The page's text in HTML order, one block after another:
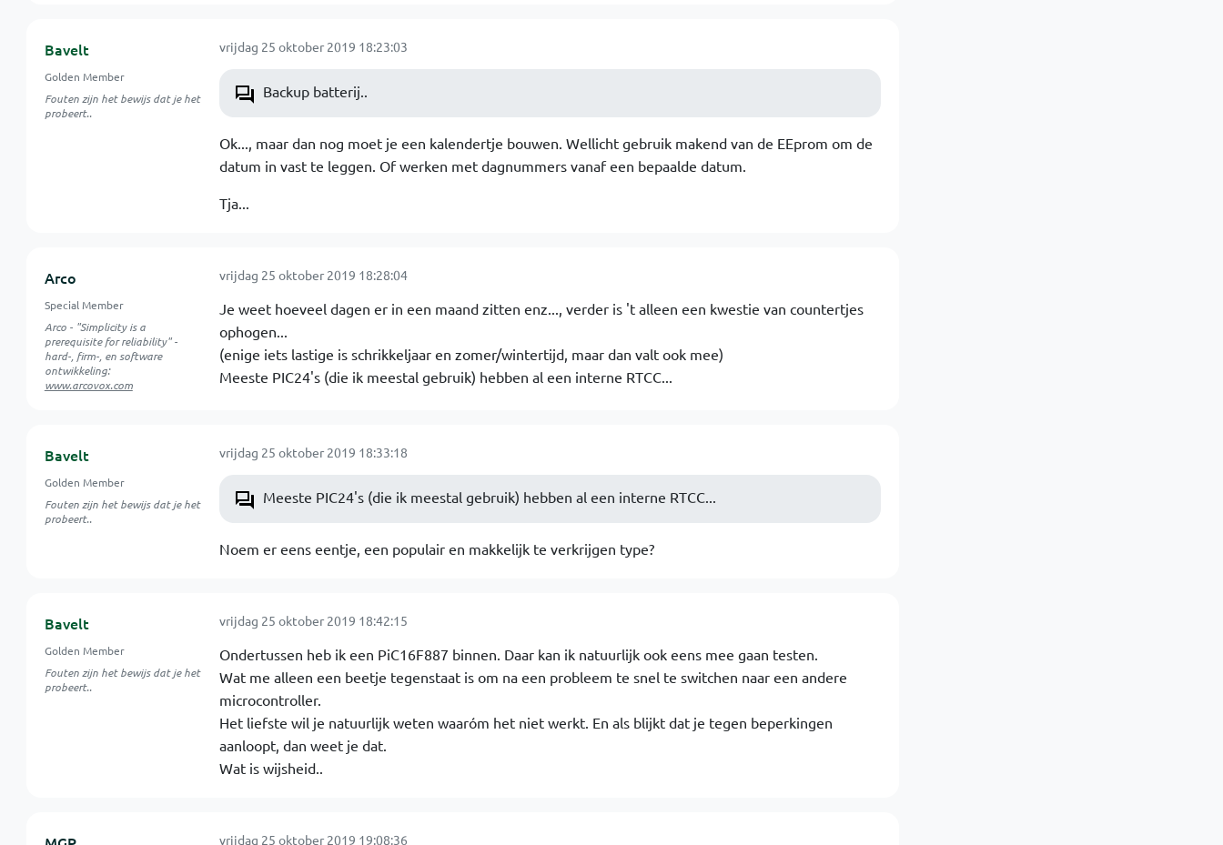
Bavelt
Golden Member
Fouten zijn het bewijs dat je het
probeert..
vrijdag 25 oktober 2019 18:23:03
Backup batterij..
Ok..., maar dan nog moet je een kalendertje bouwen. Wellicht gebruik makend van de EEprom om de
datum in vast te leggen. Of werken met dagnummers vanaf een bepaalde datum.
Tja...
Arco
Special Member
Arco - "Simplicity is a
prerequisite for reliability" -
hard-, firm-, en software
ontwikkeling:
www.arcovox.com
vrijdag 25 oktober 2019 18:28:04
Je weet hoeveel dagen er in een maand zitten enz..., verder is 't alleen een kwestie van countertjes
ophogen...
(enige iets lastige is schrikkeljaar en zomer/wintertijd, maar dan valt ook mee)
Meeste PIC24's (die ik meestal gebruik) hebben al een interne RTCC...
Bavelt
Golden Member
Fouten zijn het bewijs dat je het
probeert..
vrijdag 25 oktober 2019 18:33:18
Meeste PIC24's (die ik meestal gebruik) hebben al een interne RTCC...
Noem er eens eentje, een populair en makkelijk te verkrijgen type?
Bavelt
Golden Member
Fouten zijn het bewijs dat je het
probeert..
vrijdag 25 oktober 2019 18:42:15
Ondertussen heb ik een PiC16F887 binnen. Daar kan ik natuurlijk ook eens mee gaan testen.
Wat me alleen een beetje tegenstaat is om na een probleem te snel te switchen naar een andere
microcontroller.
Het liefste wil je natuurlijk weten waaróm het niet werkt. En als blijkt dat je tegen beperkingen
aanloopt, dan weet je dat.
Wat is wijsheid..
vrijdag 25 oktober 2019 19:08:36